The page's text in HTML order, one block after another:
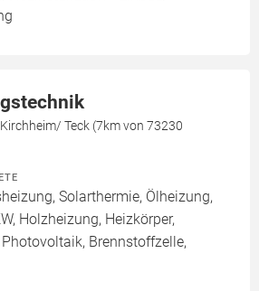
Teck (7km von 73230
Solarthermie, Ölheizung,
Holzheizung, Heizkörper,
Brennstoffzelle,